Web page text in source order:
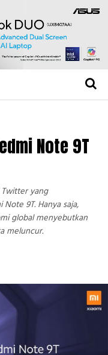
Note 9T
yang
9T. Hanya saja,
global menyebutkan
meluncur.